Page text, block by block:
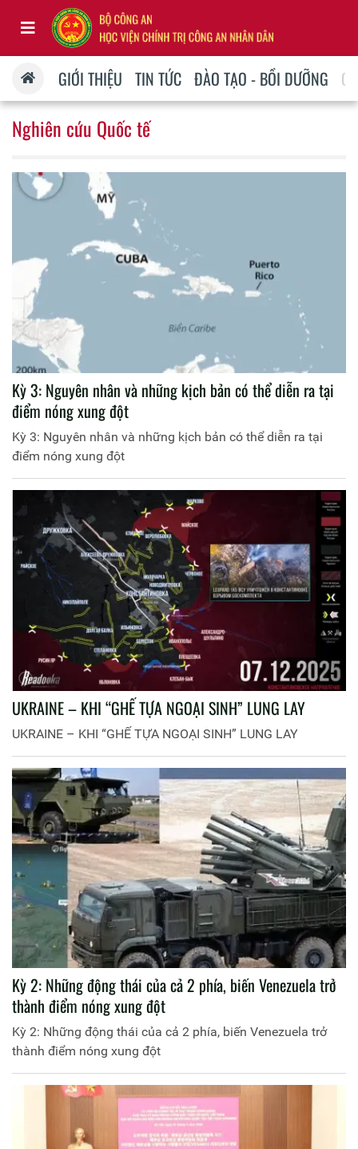
GIỚI THIỆU TIN TỨC ĐÀO TẠO - BỒI DƯỠNG
Nghiên cứu Quốc tế
Kỳ 3: Nguyên nhân và những kịch bản có thể diễn ra tại
điểm nóng xung đột
Kỳ 3: Nguyên nhân và những kịch bản có thể diễn ra tại
điểm nóng xung đột
UKRAINE – KHI “GHẾ TỰA NGOẠI SINH” LUNG LAY
UKRAINE – KHI “GHẾ TỰA NGOẠI SINH” LUNG LAY
Kỳ 2: Những động thái của cả 2 phía, biến Venezuela trở
thành điểm nóng xung đột
Kỳ 2: Những động thái của cả 2 phía, biến Venezuela trở
thành điểm nóng xung đột